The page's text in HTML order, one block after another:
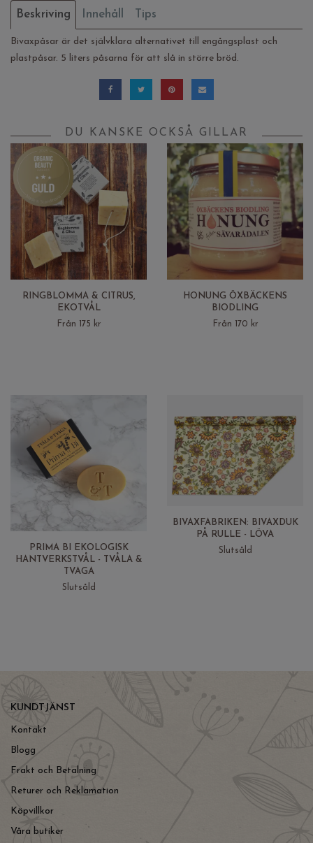
Beskriving Innehåll Tips
Bivaxpåsar är det självklara alternativet till engångsplast och
plastpåsar. 5 liters påsarna för att slå in större bröd.
DU KANSKE OCKSÅ GILLAR
RINGBLOMMA & CITRUS,
EKOTVÅL
Från 175 kr
HONUNG ÖXBÄCKENS
BIODLING
Från 170 kr
PRIMA BI EKOLOGISK
HANTVERKSTVÅL - TVÅLA &
TVAGA
Slutsåld
BIVAXFABRIKEN: BIVAXDUK
PÅ RULLE - LÖVA
Slutsåld
KUNDTJÄNST
Kontakt
Blogg
Frakt och Betalning
Returer och Reklamation
Köpvillkor
Våra butiker